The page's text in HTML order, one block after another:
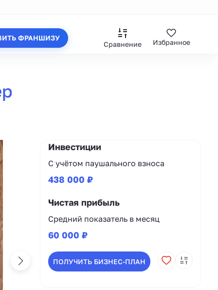
ФРАНШИЗУ
Сравнение Избранное
Инвестиции
С учётом паушального взноса
438 000 ₽
Чистая прибыль
Средний показатель в месяц
60 000 ₽
ПОЛУЧИТЬ БИЗНЕС-ПЛАН